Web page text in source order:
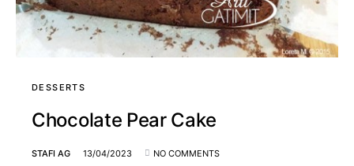
DESSERTS
Chocolate Pear Cake
STAFI AG 13/04/2023 NO COMMENTS